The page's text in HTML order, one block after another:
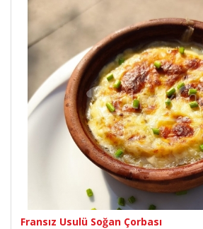
Fransız Usulü Soğan Çorbası